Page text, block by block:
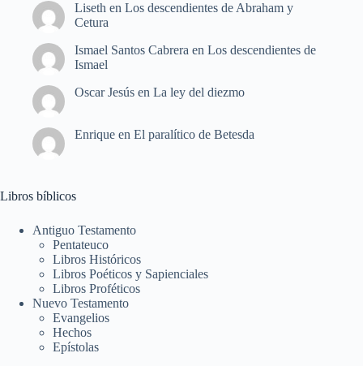
Liseth en Los descendientes de Abraham y
Cetura
Ismael Santos Cabrera en Los descendientes de
Ismael
Oscar Jesús en La ley del diezmo
Enrique en El paralítico de Betesda
Libros bíblicos
Antiguo Testamento
Pentateuco
Libros Históricos
Libros Poéticos y Sapienciales
Libros Proféticos
Nuevo Testamento
Evangelios
Hechos
Epístolas